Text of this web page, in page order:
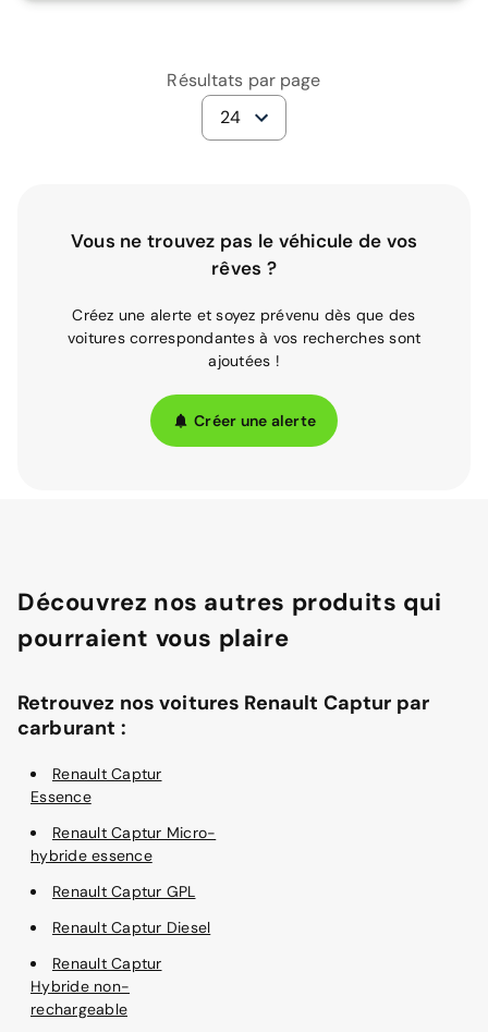
Résultats par page
24
Vous ne trouvez pas le véhicule de vos
rêves ?
Créez une alerte et soyez prévenu dès que des
voitures correspondantes à vos recherches sont
ajoutées !
Créer une alerte
Découvrez nos autres produits qui
pourraient vous plaire
Retrouvez nos voitures Renault Captur par
carburant :
Renault Captur
Essence
Renault Captur Micro-
hybride essence
Renault Captur GPL
Renault Captur Diesel
Renault Captur
Hybride non-
rechargeable